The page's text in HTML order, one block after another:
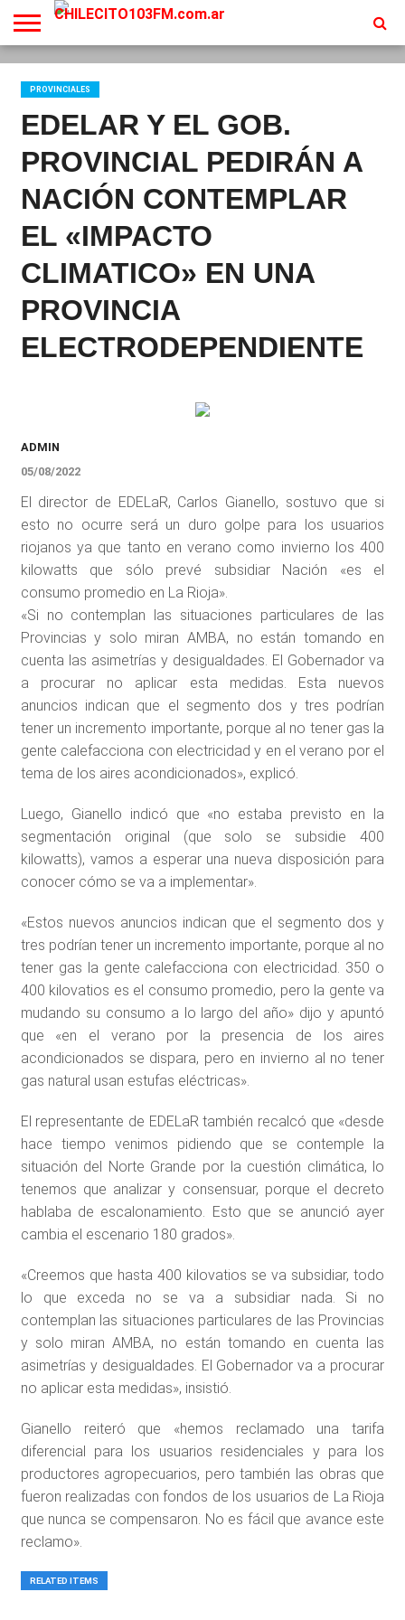
INICIO
EN
VIVO
PROGRAMACION
CONTACTO
PROVINCIALES
EDELAR Y EL GOB.
PROVINCIAL PEDIRÁN A
NACIÓN CONTEMPLAR
EL «IMPACTO
CLIMATICO» EN UNA
PROVINCIA
ELECTRODEPENDIENTE
ADMIN
05/08/2022
El director de EDELaR, Carlos Gianello, sostuvo que si
esto no ocurre será un duro golpe para los usuarios
riojanos ya que tanto en verano como invierno los 400
kilowatts que sólo prevé subsidiar Nación «es el
consumo promedio en La Rioja».
«Si no contemplan las situaciones particulares de las
Provincias y solo miran AMBA, no están tomando en
cuenta las asimetrías y desigualdades. El Gobernador va
a procurar no aplicar esta medidas. Esta nuevos
anuncios indican que el segmento dos y tres podrían
tener un incremento importante, porque al no tener gas la
gente calefacciona con electricidad y en el verano por el
tema de los aires acondicionados», explicó.
Luego, Gianello indicó que «no estaba previsto en la
segmentación original (que solo se subsidie 400
kilowatts), vamos a esperar una nueva disposición para
conocer cómo se va a implementar».
«Estos nuevos anuncios indican que el segmento dos y
tres podrían tener un incremento importante, porque al no
tener gas la gente calefacciona con electricidad. 350 o
400 kilovatios es el consumo promedio, pero la gente va
mudando su consumo a lo largo del año» dijo y apuntó
que «en el verano por la presencia de los aires
acondicionados se dispara, pero en invierno al no tener
gas natural usan estufas eléctricas».
El representante de EDELaR también recalcó que «desde
hace tiempo venimos pidiendo que se contemple la
situación del Norte Grande por la cuestión climática, lo
tenemos que analizar y consensuar, porque el decreto
hablaba de escalonamiento. Esto que se anunció ayer
cambia el escenario 180 grados».
«Creemos que hasta 400 kilovatios se va subsidiar, todo
lo que exceda no se va a subsidiar nada. Si no
contemplan las situaciones particulares de las Provincias
y solo miran AMBA, no están tomando en cuenta las
asimetrías y desigualdades. El Gobernador va a procurar
no aplicar esta medidas», insistió.
Gianello reiteró que «hemos reclamado una tarifa
diferencial para los usuarios residenciales y para los
productores agropecuarios, pero también las obras que
fueron realizadas con fondos de los usuarios de La Rioja
que nunca se compensaron. No es fácil que avance este
reclamo».
RELATED ITEMS